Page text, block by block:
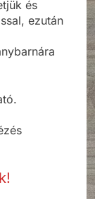
és
ezután